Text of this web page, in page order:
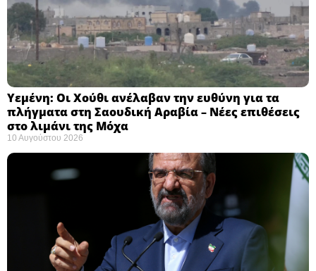
Υεμένη: Οι Χούθι ανέλαβαν την ευθύνη για τα
πλήγματα στη Σαουδική Αραβία – Νέες επιθέσεις
στο λιμάνι της Μόχα ​
10 Αυγούστου 2026